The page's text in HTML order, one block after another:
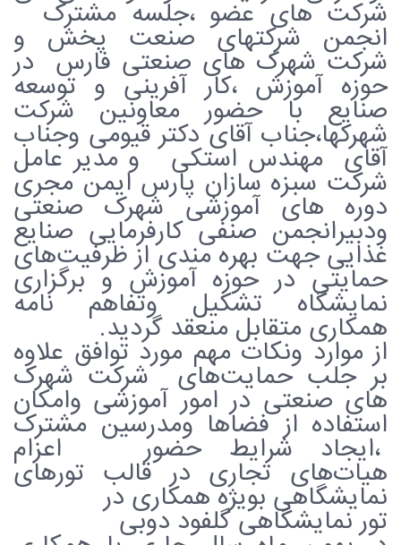
شرکت های عضو ،جلسه مشترک
انجمن شرکتهای صنعت پخش و
شرکت شهرک های صنعتی فارس در
حوزه آموزش ،کار آفرینی و توسعه
صنایع با حضور معاونین شرکت
شهرکها،جناب آقای دکتر قیومی وجناب
آقای مهندس استکی و مدیر عامل
شرکت سبزه سازان پارس ایمن مجری
دوره های آموزشی شهرک صنعتی
ودبیرانجمن صنفی کارفرمایی صنایع
غذایی جهت بهره مندی از ظرفیت‌های
حمایتی در حوزه آموزش و برگزاری
نمایشگاه تشکیل وتفاهم نامه
همکاری متقابل منعقد گردید.
از موارد ونکات مهم مورد توافق علاوه
بر جلب حمایت‌های شرکت شهرک
های صنعتی در امور آموزشی وامکان
استفاده از فضاها ومدرسین مشترک
،ایجاد شرایط حضور اعزام
هیات‌های تجاری در قالب تورهای
نمایشگاهی بویژه همکاری در
تور نمایشگاهی گلفود دوبی